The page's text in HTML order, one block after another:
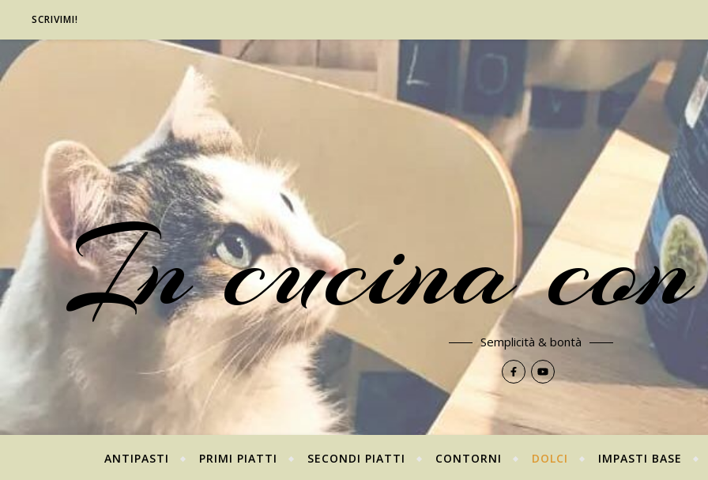
SCRIVIMI!
In cucinaSemplicità & bontà
ANTIPASTI PRIMI PIATTI SECONDI PIATTI CONTORNI DOLCI IMPASTI BASE